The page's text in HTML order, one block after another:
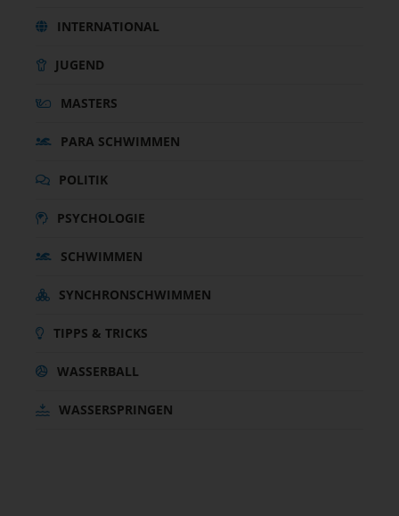
INTERNATIONAL
JUGEND
MASTERS
PARA SCHWIMMEN
POLITIK
PSYCHOLOGIE
SCHWIMMEN
SYNCHRONSCHWIMMEN
TIPPS & TRICKS
WASSERBALL
WASSERSPRINGEN